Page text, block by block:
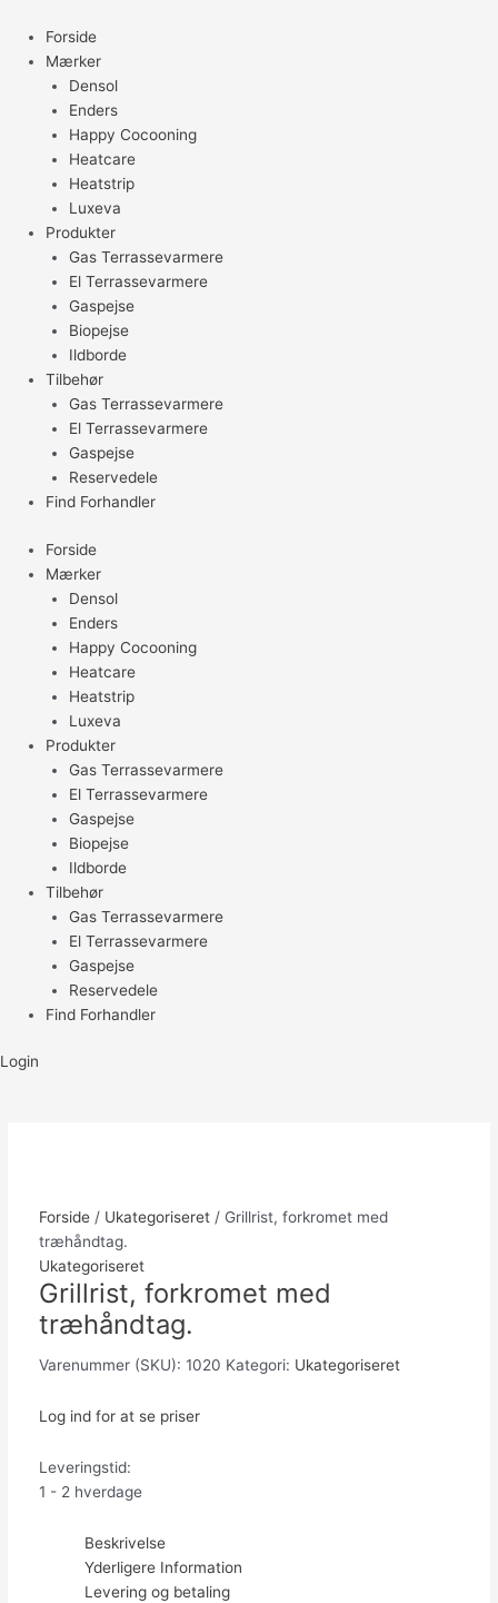
indholdet
Forside
Mærker
Densol
Enders
Happy Cocooning
Heatcare
Heatstrip
Luxeva
Produkter
Gas Terrassevarmere
El Terrassevarmere
Gaspejse
Biopejse
Ildborde
Tilbehør
Gas Terrassevarmere
El Terrassevarmere
Gaspejse
Reservedele
Find Forhandler
Forside
Mærker
Densol
Enders
Happy Cocooning
Heatcare
Heatstrip
Luxeva
Produkter
Gas Terrassevarmere
El Terrassevarmere
Gaspejse
Biopejse
Ildborde
Tilbehør
Gas Terrassevarmere
El Terrassevarmere
Gaspejse
Reservedele
Find Forhandler
Login
Forside/ Ukategoriseret/ Grillrist, forkromet med
træhåndtag.
Ukategoriseret
Grillrist, forkromet med
træhåndtag.
Varenummer (SKU): 1020 Kategori: Ukategoriseret
Log ind for at se priser
Leveringstid:
1 - 2 hverdage
Beskrivelse
Yderligere Information
Levering og betaling